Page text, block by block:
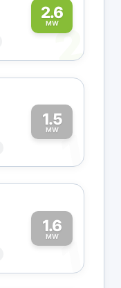
2.6
MW
2
1.5
MW1
1.6
MW1